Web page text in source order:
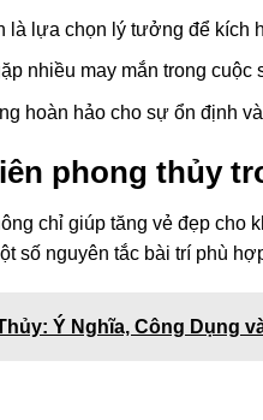
là lựa chọn lý tưởng để kích
nhiều may mắn trong cuộc
hoàn hảo cho sự ổn định
phong thủy
chỉ giúp tăng vẻ đẹp cho
số nguyên tắc bài trí phù
Ý Nghĩa, Công Dụng